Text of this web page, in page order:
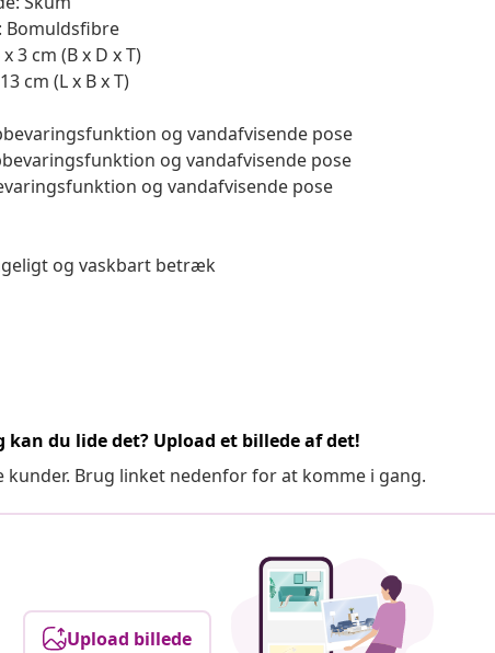
Bomuldsfibre
3 cm (B x D x T)
cm (L x B x T)
og vandafvisende pose
og vandafvisende pose
og vandafvisende pose
og vaskbart betræk
du lide det? Upload et billede af det!
Brug linket nedenfor for at komme i gang.
Upload billede